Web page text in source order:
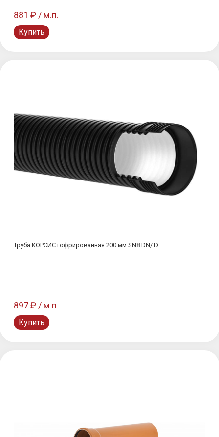
881 ₽ / м.п.
Купить
Труба КОРСИС гофрированная 200 мм SN8 DN/ID
897 ₽ / м.п.
Купить